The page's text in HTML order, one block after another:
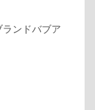
ンドバブア